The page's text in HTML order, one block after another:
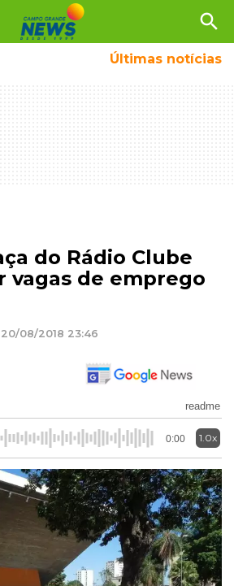
search
Últimas notícias
do Rádio Clube
vagas de emprego
08/2018 23:46
readme
0:00 1.0x